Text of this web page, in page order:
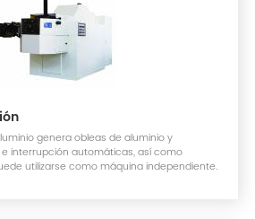
genera obleas de aluminio y
interrupción automáticas, así como
utilizarse como máquina independiente.